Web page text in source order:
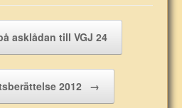
asklådan till VGJ 24
2012 →